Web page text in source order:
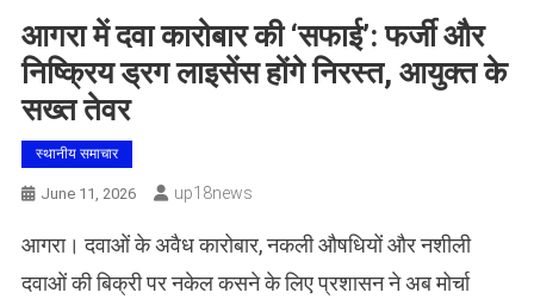
आगरा में दवा कारोबार की ‘सफाई’: फर्जी और
निष्क्रिय ड्रग लाइसेंस होंगे निरस्त, आयुक्त के
सख्त तेवर
स्थानीय समाचार
June 11, 2026 Up18news
​आगरा। दवाओं के अवैध कारोबार, नकली औषधियों और नशीली
दवाओं की बिक्री पर नकेल कसने के लिए प्रशासन ने अब मोर्चा